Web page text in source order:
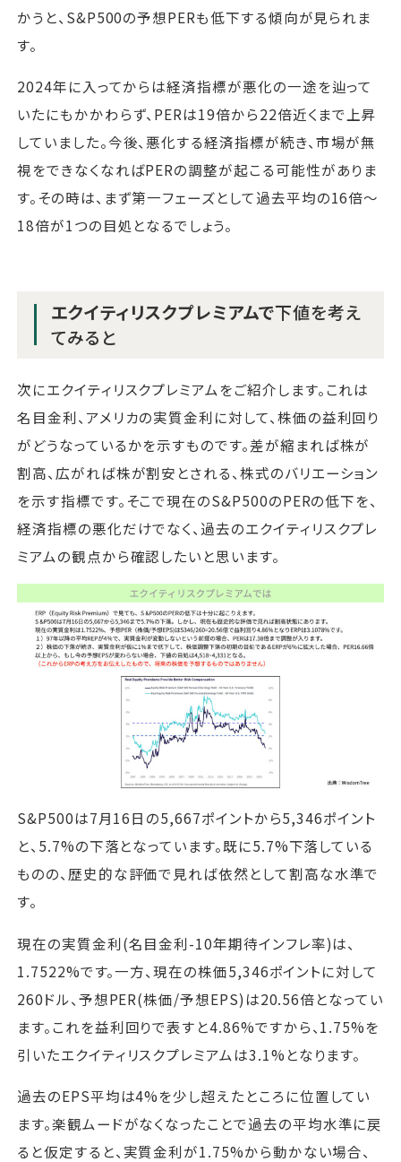
かうと、S&P500の予想PERも低下する傾向が見られま
す。
2024年に入ってからは経済指標が悪化の一途を辿って
いたにもかかわらず、PERは19倍から22倍近くまで上昇
していました。今後、悪化する経済指標が続き、市場が無
視をできなくなればPERの調整が起こる可能性がありま
す。その時は、まず第一フェーズとして過去平均の16倍～
18倍が1つの目処となるでしょう。
エクイティリスクプレミアムで下値を考え
てみると
次にエクイティリスクプレミアムをご紹介します。これは
名目金利、アメリカの実質金利に対して、株価の益利回り
がどうなっているかを示すものです。差が縮まれば株が
割高、広がれば株が割安とされる、株式のバリエーション
を示す指標です。そこで現在のS&P500のPERの低下を、
経済指標の悪化だけでなく、過去のエクイティリスクプレ
ミアムの観点から確認したいと思います。
S&P500は7月16日の5,667ポイントから5,346ポイント
と、5.7%の下落となっています。既に5.7%下落している
ものの、歴史的な評価で見れば依然として割高な水準で
す。
現在の実質金利(名目金利-10年期待インフレ率)は、
1.7522%です。一方、現在の株価5,346ポイントに対して
260ドル、予想PER(株価/予想EPS)は20.56倍となってい
ます。これを益利回りで表すと4.86%ですから、1.75%を
引いたエクイティリスクプレミアムは3.1%となります。
過去のEPS平均は4%を少し超えたところに位置してい
ます。楽観ムードがなくなったことで過去の平均水準に戻
ると仮定すると、実質金利が1.75%から動かない場合、